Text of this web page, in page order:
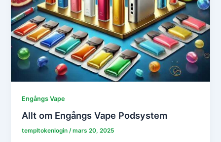
Engångs Vape
Allt om Engångs Vape Podsystem
templtokenlogin/mars 20, 2025